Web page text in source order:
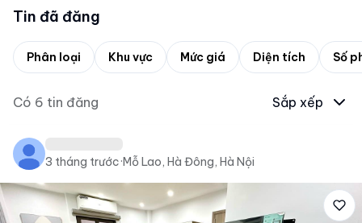
Tin đã đăng
Phân loại Khu vực Mức giá Diện tích Số
Có 6 tin đăng Sắp xếp
3 tháng trước·Mỗ Lao, Hà Đông, Hà Nội